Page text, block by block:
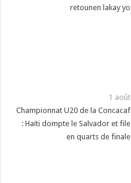
retounen lakay yo
1 août
Championnat U20 de la Concacaf
: Haïti dompte le Salvador et file
en quarts de finale